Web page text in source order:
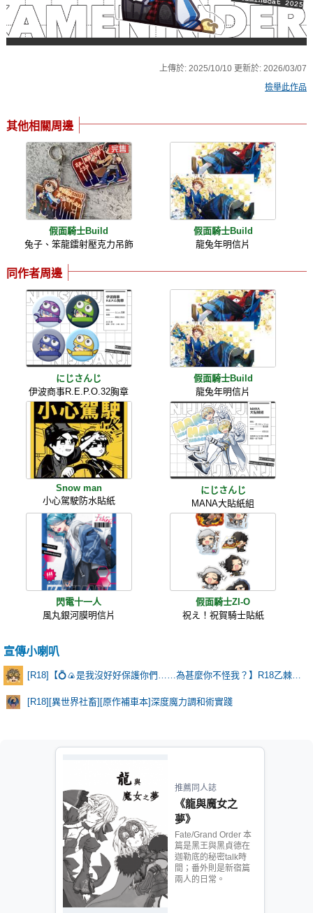
上傳於: 2025/10/10 更新於: 2026/03/07
檢舉此作品
其他相關周邊
假面騎士Build
兔子、笨龍鐳射壓克力吊飾
假面騎士Build
龍兔年明信片
同作者周邊
にじさんじ
伊波商事R.E.P.O.32胸章
假面騎士Build
龍兔年明信片
Snow man
小心駕駛防水貼紙
にじさんじ
MANA大貼紙組
閃電十一人
風丸銀河膜明信片
假面騎士ZI-O
祝え！祝賀騎士貼紙
宣傳小喇叭
[R18][異世界社畜][原作補車本]深度魔力調和術實踐
推薦同人誌
《龍與魔女之
夢》
Fate/Grand Order 本
篇是黑王與黑貞德在
迦勒底的秘密talk時
間；番外則是新宿篇
兩人的日常。